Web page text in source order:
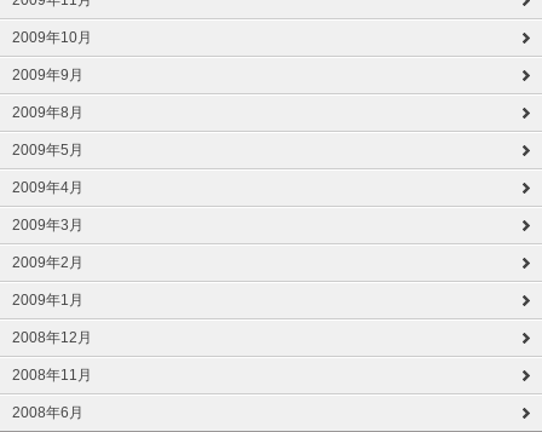
2009年10月
2009年9月
2009年8月
2009年5月
2009年4月
2009年3月
2009年2月
2009年1月
2008年12月
2008年11月
2008年6月